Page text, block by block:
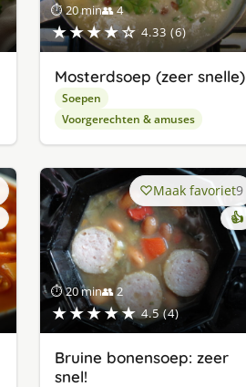
⏱ 20 min👥 4
★★★★☆ 4.33 (6)
Mosterdsoep (zeer snelle)
Soepen
Voorgerechten & amuses
⏱ 20 min👥 2
★★★★★ 4.5 (4)
Maak favoriet9
👍
Bruine bonensoep: zeer
snel!